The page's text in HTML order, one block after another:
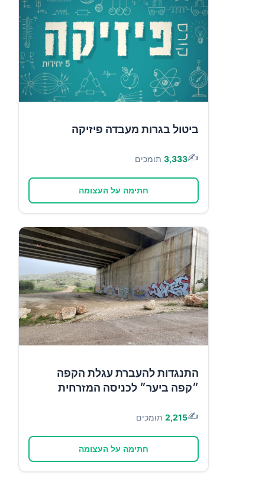
ביטול בגרות מעבדה פיזיקה
✍️
3,333 תומכים
חתימה על העצומה
התנגדות להעברת עגלת הקפה
״קפה ביער״ לכניסה המזרחית
✍️
2,215 תומכים
חתימה על העצומה